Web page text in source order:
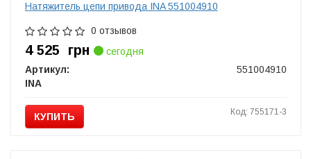
Натяжитель цепи привода INA 551004910
0 отзывов
4 525 грн
сегодня
Артикул:
551004910
INA
КУПИТЬ Код: 755171-3